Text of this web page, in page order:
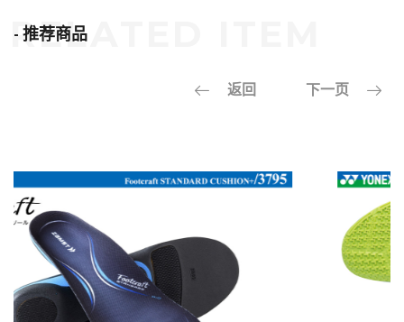
- 推荐商品
返回 下一页